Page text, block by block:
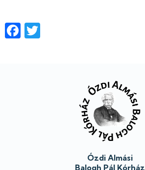
Facebook
Ózdi Almási
Balogh Pál Kórház